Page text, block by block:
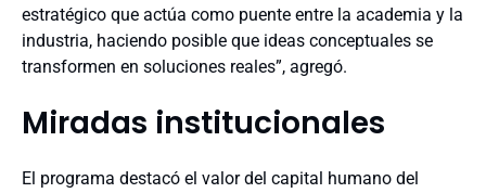
estratégico que actúa como puente entre la academia y la
industria, haciendo posible que ideas conceptuales se
transformen en soluciones reales”, agregó.
Miradas institucionales
El programa destacó el valor del capital humano del